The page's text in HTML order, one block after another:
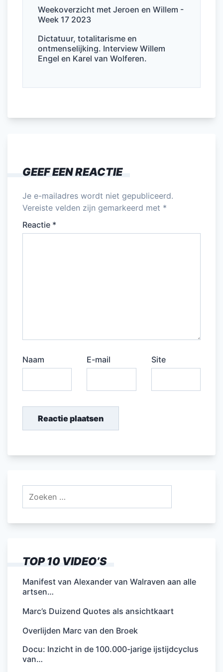
Weekoverzicht met Jeroen en Willem -
Week 17 2023
Dictatuur, totalitarisme en
ontmenselijking. Interview Willem
Engel en Karel van Wolferen.
GEEF EEN REACTIE
Je e-mailadres wordt niet gepubliceerd.
Vereiste velden zijn gemarkeerd met *
Reactie *
Naam E-mail Site
Zoeken
TOP 10 VIDEO’S
Manifest van Alexander van Walraven aan alle
artsen…
Marc’s Duizend Quotes als ansichtkaart
Overlijden Marc van den Broek
Docu: Inzicht in de 100.000-jarige ijstijdcyclus
van…